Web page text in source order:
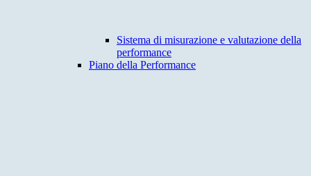
Sistema di misurazione e valutazione della
performance
Piano della Performance